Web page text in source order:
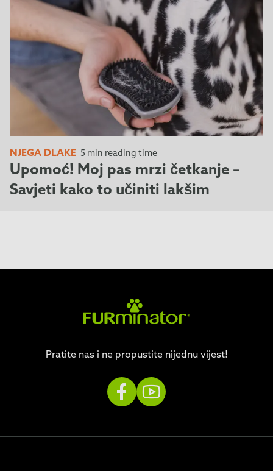
NJEGA DLAKE 5 min reading time
Upomoć! Moj pas mrzi četkanje –
Savjeti kako to učiniti lakšim
Pratite nas i ne propustite nijednu vijest!